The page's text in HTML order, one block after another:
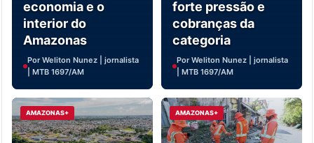
economia e o
interior do
Amazonas
Por Weliton Nunez | jornalista
| MTB 1697/AM
forte pressão e
cobranças da
categoria
Por Weliton Nunez | jornalista
| MTB 1697/AM
AMAZONAS+ AMAZONAS+